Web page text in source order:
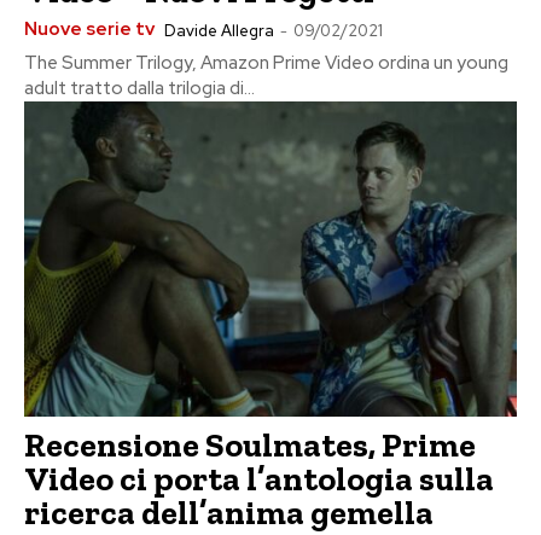
Nuove serie tv Davide Allegra - 09/02/2021
The Summer Trilogy, Amazon Prime Video ordina un young
adult tratto dalla trilogia di...
Recensione Soulmates, Prime
Video ci porta l’antologia sulla
ricerca dell’anima gemella